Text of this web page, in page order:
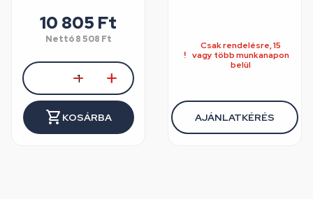
10 805 Ft
Nettó 8 508 Ft
KOSÁRBA
Csak rendelésre, 15
vagy több munkanapon
belül
AJÁNLATKÉRÉS